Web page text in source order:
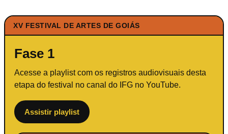
XV FESTIVAL DE ARTES DE GOIÁS
Fase 1
Acesse a playlist com os registros audiovisuais desta
etapa do festival no canal do IFG no YouTube.
Assistir playlist